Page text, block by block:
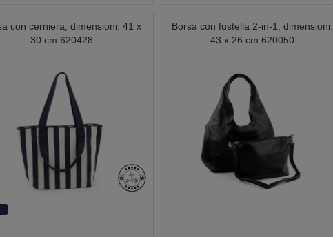
con cerniera, dimensioni: 41 x
30 cm 620428
Borsa con fustella 2-in-1, dimensioni:
43 x 26 cm 620050